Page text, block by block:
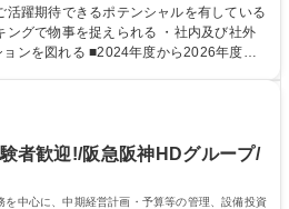
ス】入社後の配属
た後、本人の適性及び将来のキャリアを
います。 【育成】OJTでの現場育成や研
ル採用
躍期待できるポテンシャルを有している
ングで物事を捉えられる ・社内及び社外
年度から2026年度ま
の不安定化や気候変動による自然災害の
課題解決の重要性が高まっています。
持続可能な社会の実現に貢献してまいりま
大学 語学力： 資格：
者歓迎!/阪急阪神HDグループ/
を中心に、中期経営計画・予算等の管理、設備投資